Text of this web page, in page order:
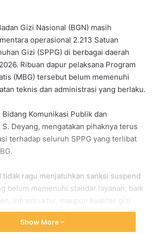
Gizi Nasional (BGN) masih
operasional 2.213 Satuan
Gizi (SPPG) di berbagai daerah
Ribuan dapur pelaksana Program
(MBG) tersebut belum memenuhi
teknis dan administrasi yang berlaku.
Bidang Komunikasi Publik dan
Deyang, mengatakan pihaknya terus
terhadap seluruh SPPG yang terlibat
tidak ragu menjatuhkan sanksi suspend
belum memenuhi standar layanan, baik
infrastruktur, maupun kualitas gizi
Show More